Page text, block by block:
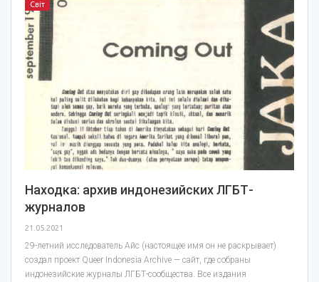
Світ
Находка: архив индонезийских ЛГБТ-
журналов
21.05.2021
29-летний исследователь Айс (настоящее имя он не раскрывает)
создал проект Queer Indonesia Archive — сайт, где собраны
индонезийские журналы ЛГБТ-сообщества. Все издания